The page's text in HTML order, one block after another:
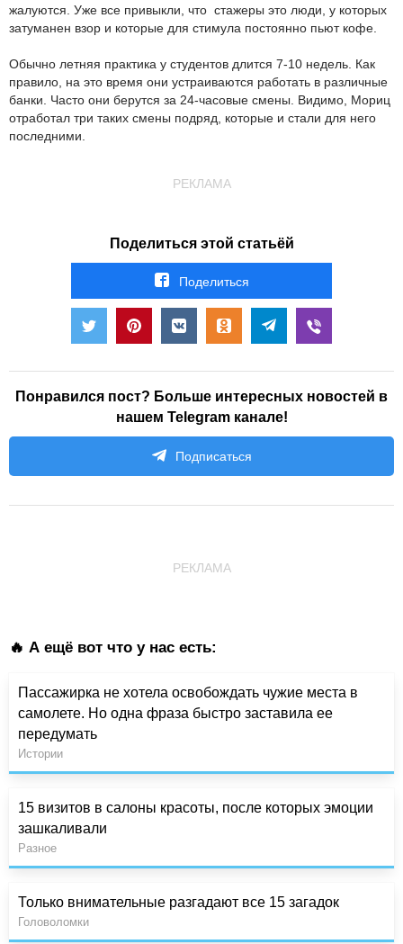
жалуются. Уже все привыкли, что стажеры это люди, у которых
затуманен взор и которые для стимула постоянно пьют кофе.
Обычно летняя практика у студентов длится 7-10 недель. Как
правило, на это время они устраиваются работать в различные
банки. Часто они берутся за 24-часовые смены. Видимо, Мориц
отработал три таких смены подряд, которые и стали для него
последними.
РЕКЛАМА
Поделиться этой статьёй
Поделиться
Понравился пост? Больше интересных новостей в
нашем Telegram канале!
Подписаться
РЕКЛАМА
🔥 А ещё вот что у нас есть:
Пассажирка не хотела освобождать чужие места в
самолете. Но одна фраза быстро заставила ее
передумать
Истории
15 визитов в салоны красоты, после которых эмоции
зашкаливали
Разное
Только внимательные разгадают все 15 загадок
Головоломки